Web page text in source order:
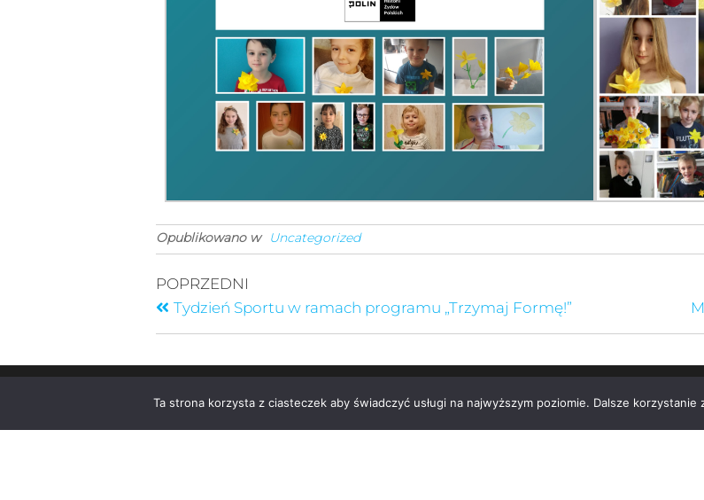
Opublikowano w Uncategorized
POPRZEDNI
Tydzień Sportu w ramach programu „Trzymaj Formę!”
Ta strona korzysta z ciasteczek aby świadczyć usługi na najwyższym poziomie. Dalsze